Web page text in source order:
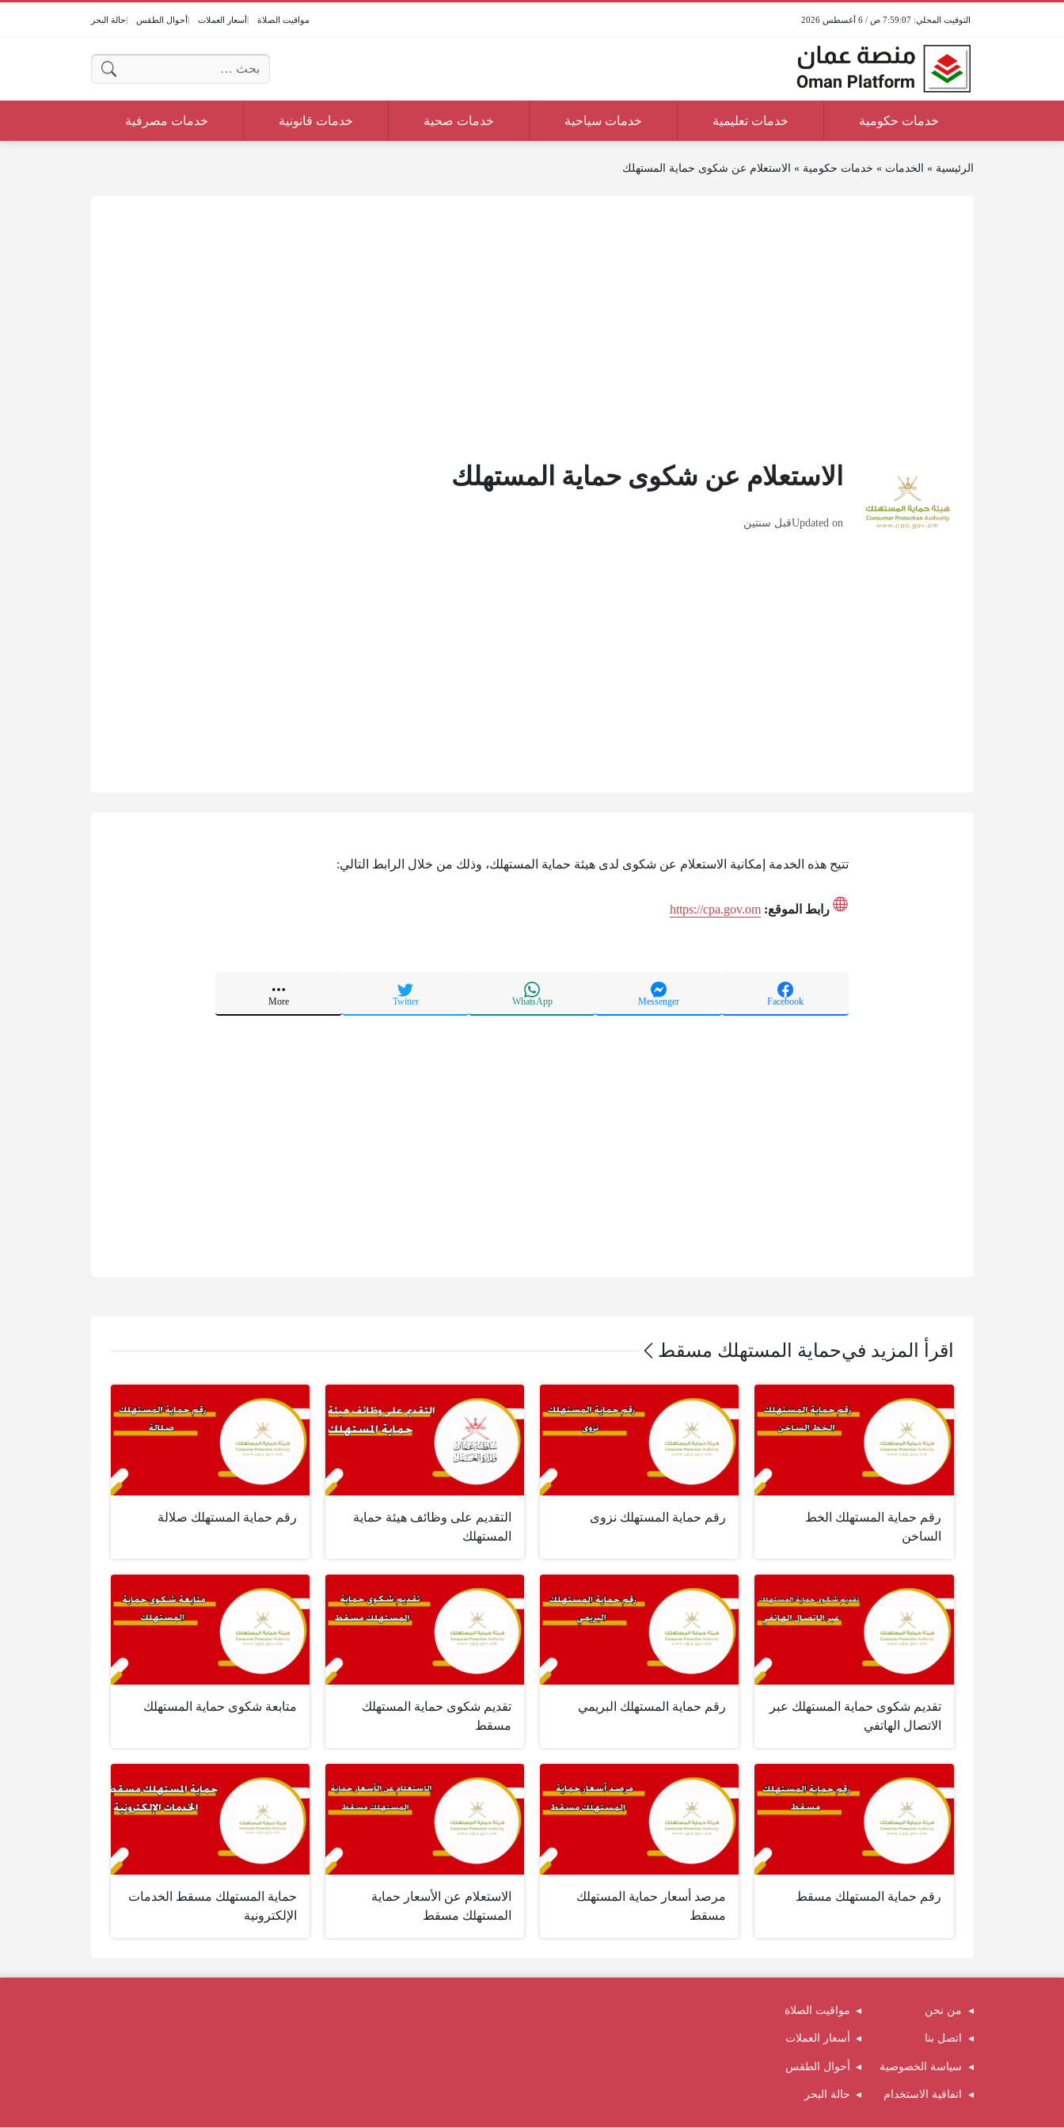
7:59:07 ص / 6 أغسطس 2026 مواقيت الصلاة أسعار العملات أحوال الطقس حالة البحر
البحث عن:
خدمات حكومية خدمات تعليمية خدمات سياحية خدمات صحية خدمات قانونية خدمات مصرفية
الرئيسية » الخدمات » خدمات حكومية » الاستعلام عن شكوى حماية المستهلك
الاستعلام عن شكوى حماية المستهلك
Updated onقبل سنتين
تتيح هذه الخدمة إمكانية الاستعلام عن شكوى لدى هيئة حماية المستهلك، وذلك من خلال الرابط التالي:
رابط الموقع: https://cpa.gov.om
Facebook
Messenger
WhatsApp
Twitter
More
اقرأ المزيد فيحماية المستهلك مسقط
رقم حماية المستهلك الخط
الساخن
رقم حماية المستهلك نزوى
التقديم على وظائف هيئة حماية
المستهلك
رقم حماية المستهلك صلالة
تقديم شكوى حماية المستهلك عبر
الاتصال الهاتفي
رقم حماية المستهلك البريمي
تقديم شكوى حماية المستهلك
مسقط
متابعة شكوى حماية المستهلك
رقم حماية المستهلك مسقط
مرصد أسعار حماية المستهلك
مسقط
الاستعلام عن الأسعار حماية
المستهلك مسقط
حماية المستهلك مسقط الخدمات
الإلكترونية
من نحن
اتصل بنا
سياسة الخصوصية
اتفاقية الاستخدام
مواقيت الصلاة
أسعار العملات
أحوال الطقس
حالة البحر